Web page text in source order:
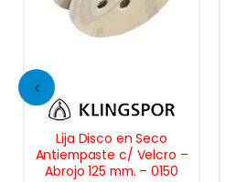
Lija Disco en Seco
Antiempaste c/ Velcro –
Abrojo 125 mm. – 0150